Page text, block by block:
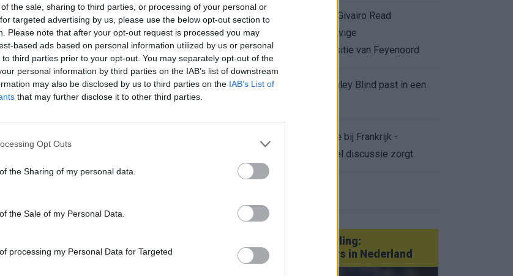
the sale, sharing to third parties, or processing of your personal or
targeted advertising by us, please use the below opt-out section to
Please note that after your opt-out request is processed you may
based ads based on personal information utilized by us or personal
third parties prior to your opt-out. You may separately opt-out of the
personal information by third parties on the IAB’s list of downstream
may also be disclosed by us to third parties on the IAB’s List of
that may further disclose it to other third parties.
Opt Outs
the Sharing of my personal data.
the Sale of my Personal Data.
processing my Personal Data for Targeted
of overmoed?
route
blijkt onhaalbaar voor Eredivisie-top
Dortmund lonkt naar Hadj Moussa, terwijl Read deur op een kier laat: wacht Feyenoord een drukke zomer?
18.
Afgewezen bod op Givairo Read
onderstreept de stevige
onderhandelingspositie van Feyenoord
De terugkeer van Daley Blind past in een
Waarom de arbitrage bij Frankrijk -
Marokko voor zoveel discussie zorgt
Van Götze tot Sterling:
statementtransfers in Nederland